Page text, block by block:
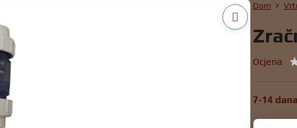
Dom
Ocjena
7-14